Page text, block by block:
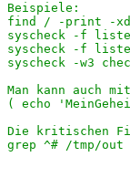
Beispiele:
find / -print -
syscheck -f
syscheck -f
syscheck -w3
Man kann auch
( echo
Die kritischen
grep ^# /tmp/